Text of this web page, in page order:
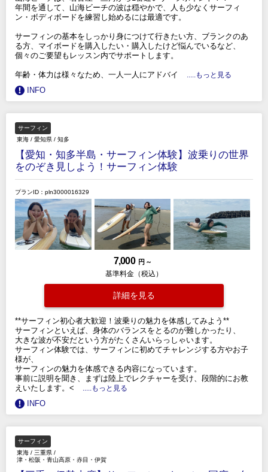
年間を通して、山海ビーチの波は穏やかで、人も少なくサーフィ
ン・ボディボードを練習し始めるには最適です。
サーフィンの基本をしっかり身につけて行きたい方、ブランクのあ
る方、マイボードを購入したい・購入したけど悩んでいるなど、
個々のご要望もレッスン内でサポートします。
年齢・体力は様々なため、一人一人にアドバイ .....もっと見る
INFO
サーフィン
東海 / 愛知県 / 知多
【愛知・知多半島・サーフィン体験】波乗りの世界
をのぞき見しよう！サーフィン体験
プランID：pln3000016329
7,000 円 ～
基準料金（税込）
詳細を見る
**サーフィン初心者大歓迎！波乗りの魅力を体感してみよう**
サーフィンといえば、身体のバランスをとるのが難しかったり、
大きな波が不安だという方がたくさんいらっしゃいます。
サーフィン体験では、サーフィンに初めてチャレンジする方やお子
様が、
サーフィンの魅力を体感できる内容になっています。
事前に説明を聞き、まずは陸上でレクチャーを受け、段階的にお教
えいたします。<
.....もっと見る
INFO
サーフィン
東海 / 三重県 /
津・松阪・青山高原・赤目・伊賀